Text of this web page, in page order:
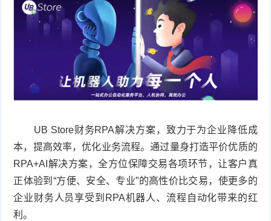
UB Store财务RPA解决方案，致力于为企业降低成
本，提高效率，优化业务流程。通过量身打造平价优质的
RPA+AI解决方案，全方位保障交易各项环节，让客户真
正体验到“方便、安全、专业”的高性价比交易，使更多的
企业财务人员享受到RPA机器人、流程自动化带来的红
利。